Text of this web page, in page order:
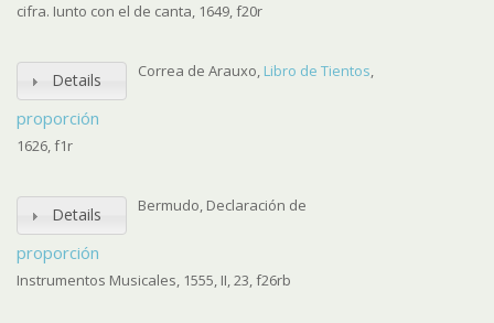
cifra. Iunto con el de canta, 1649, f20r
Details
proporción
Correa de Arauxo, Libro de Tientos,
1626, f1r
Details
proporción
Bermudo, Declaración de
Instrumentos Musicales, 1555, II, 23, f26rb